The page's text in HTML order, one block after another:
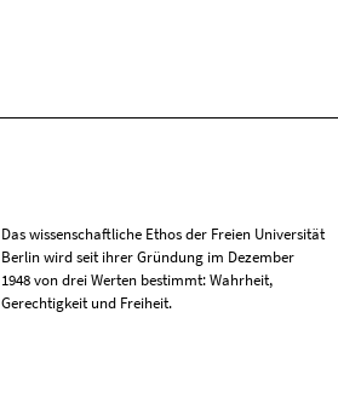
Das wissenschaftliche Ethos der Freien Universität
Berlin wird seit ihrer Gründung im Dezember
1948 von drei Werten bestimmt: Wahrheit,
Gerechtigkeit und Freiheit.